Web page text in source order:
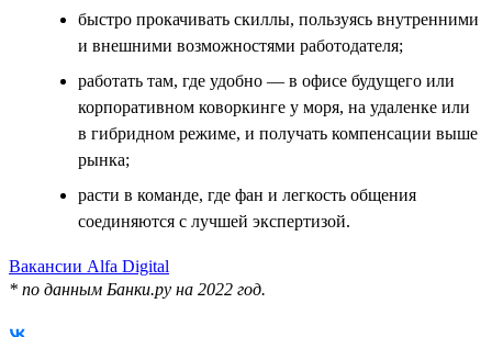
быстро прокачивать скиллы, пользуясь внутренними
и внешними возможностями работодателя;
работать там, где удобно — в офисе будущего или
корпоративном коворкинге у моря, на удаленке или
в гибридном режиме, и получать компенсации выше
рынка;
расти в команде, где фан и легкость общения
соединяются с лучшей экспертизой.
Вакансии Alfa Digital
* по данным Банки.ру на 2022 год.